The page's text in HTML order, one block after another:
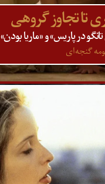
تا تجاوز گروهی
در پاریس» و «ماریا بودن»
گنجه‌ای